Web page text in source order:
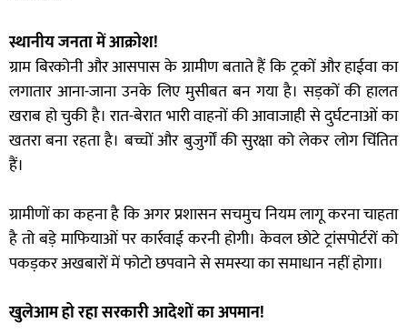
स्थानीय जनता में आक्रोश!
ग्राम बिरकोनी और आसपास के ग्रामीण बताते हैं कि ट्रकों और हाईवा का
लगातार आना-जाना उनके लिए मुसीबत बन गया है। सड़कों की हालत
खराब हो चुकी है। रात-बेरात भारी वाहनों की आवाजाही से दुर्घटनाओं का
खतरा बना रहता है। बच्चों और बुजुर्गों की सुरक्षा को लेकर लोग चिंतित
हैं।
ग्रामीणों का कहना है कि अगर प्रशासन सचमुच नियम लागू करना चाहता
है तो बड़े माफियाओं पर कार्रवाई करनी होगी। केवल छोटे ट्रांसपोर्टरों को
पकड़कर अखबारों में फोटो छपवाने से समस्या का समाधान नहीं होगा।
खुलेआम हो रहा सरकारी आदेशों का अपमान!